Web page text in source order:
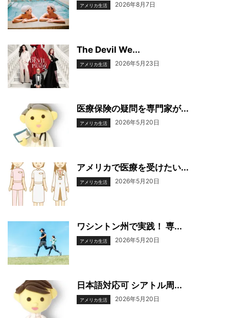
アメリカ生活 2026年8月7日
The Devil We...
アメリカ生活 2026年5月23日
医療保険の疑問を専門家が...
アメリカ生活 2026年5月20日
アメリカで医療を受けたい...
アメリカ生活 2026年5月20日
ワシントン州で実践！ 専...
アメリカ生活 2026年5月20日
日本語対応可 シアトル周...
アメリカ生活 2026年5月20日